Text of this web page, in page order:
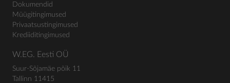
Dokumendid
Müügitingimused
Privaatsustingimused
Krediiditingimused
W.EG. Eesti OÜ
Suur-Sõjamäe põik 11
Tallinn 11415